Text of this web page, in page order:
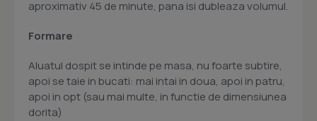
aproximativ 45 de minute, pana isi dubleaza volumul.
Formare
Aluatul dospit se intinde pe masa, nu foarte subtire,
apoi se taie in bucati: mai intai in doua, apoi in patru,
apoi in opt (sau mai multe, in functie de dimensiunea
dorita)